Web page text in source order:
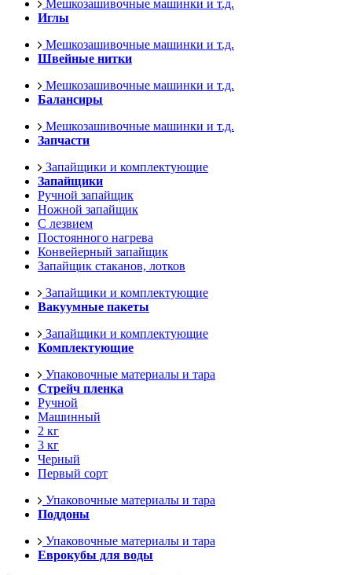
Мешкозашивочные машинки и т.д.
Иглы
Мешкозашивочные машинки и т.д.
Швейные нитки
Мешкозашивочные машинки и т.д.
Балансиры
Мешкозашивочные машинки и т.д.
Запчасти
Запайщики и комплектующие
Запайщики
Ручной запайщик
Ножной запайщик
С лезвием
Постоянного нагрева
Конвейерный запайщик
Запайщик стаканов, лотков
Запайщики и комплектующие
Вакуумные пакеты
Запайщики и комплектующие
Комплектующие
Упаковочные материалы и тара
Стрейч пленка
Ручной
Машинный
2 кг
3 кг
Черный
Первый сорт
Упаковочные материалы и тара
Поддоны
Упаковочные материалы и тара
Еврокубы для воды